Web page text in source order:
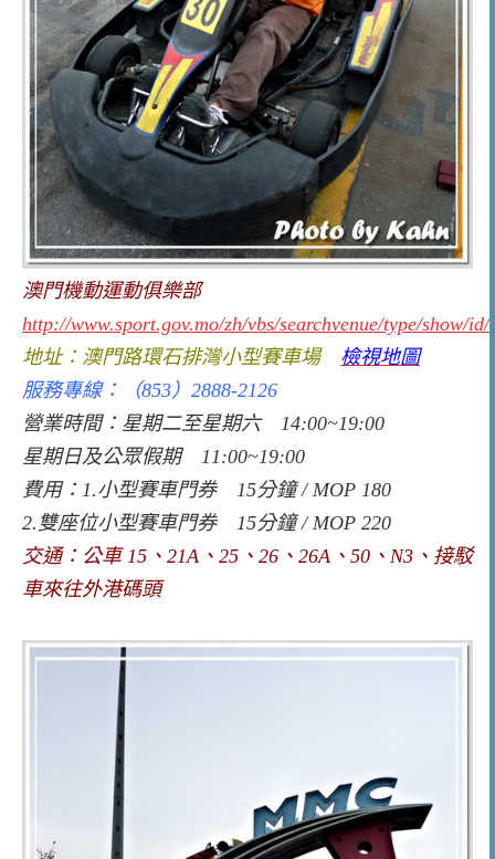
澳門機動運動俱樂部
http://www.sport.gov.mo/zh/vbs/searchvenue/type/show/id/
地址：澳門路環石排灣小型賽車場 檢視地圖
服務專線：（853）2888-2126
營業時間：星期二至星期六 14:00~19:00
星期日及公眾假期 11:00~19:00
費用：1.小型賽車門券 15分鐘 / MOP 180
2.雙座位小型賽車門券 15分鐘 / MOP 220
交通：公車 15、21A、25、26、26A、50、N3、接駁
車來往外港碼頭